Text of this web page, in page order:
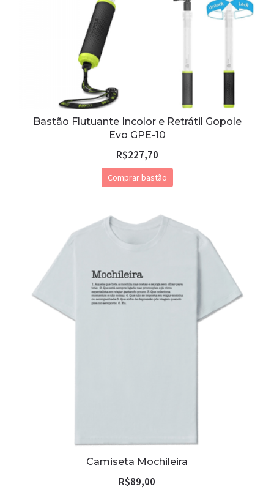
Bastão Flutuante Incolor e Retrátil Gopole
Evo GPE-10
R$227,70
Comprar bastão
Camiseta Mochileira
R$89,00